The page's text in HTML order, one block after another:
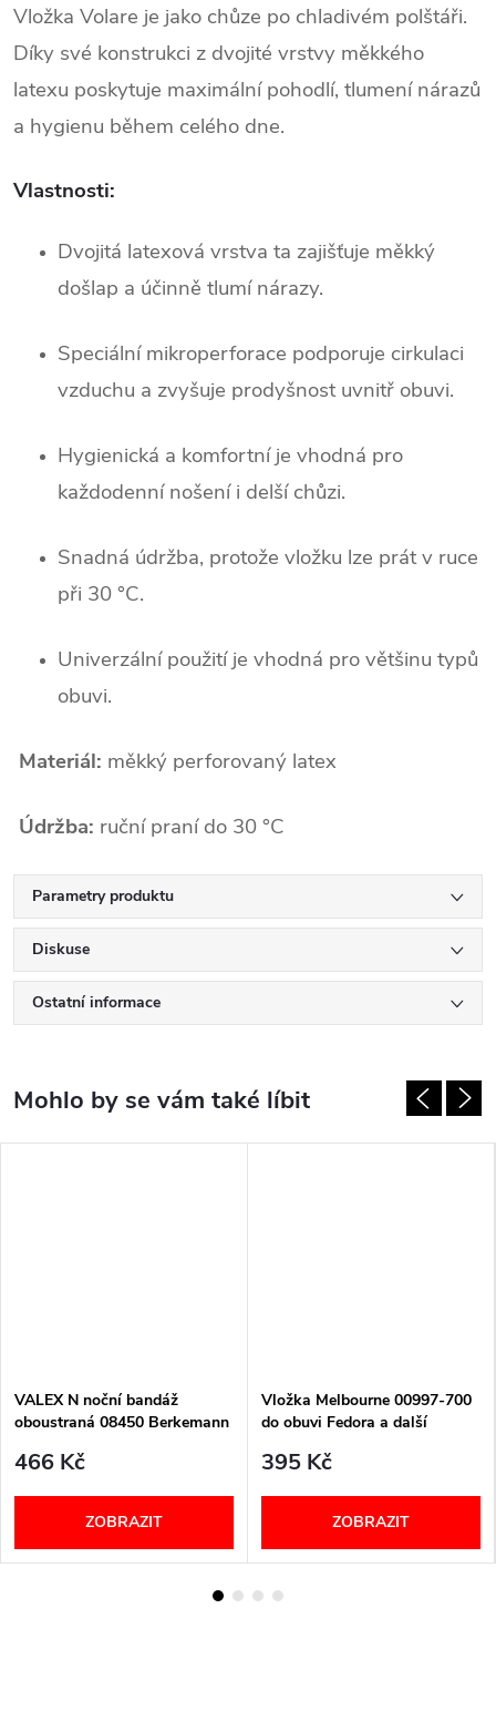
Vložka Volare je jako chůze po chladivém polštáři.
Díky své konstrukci z dvojité vrstvy měkkého
latexu poskytuje maximální pohodlí, tlumení nárazů
a hygienu během celého dne.
Vlastnosti:
Dvojitá latexová vrstva ta zajišťuje měkký
došlap a účinně tlumí nárazy.
Speciální mikroperforace podporuje cirkulaci
vzduchu a zvyšuje prodyšnost uvnitř obuvi.
Hygienická a komfortní je vhodná pro
každodenní nošení i delší chůzi.
Snadná údržba, protože vložku lze prát v ruce
při 30 °C.
Univerzální použití je vhodná pro většinu typů
obuvi.
Materiál: měkký perforovaný latex
Údržba: ruční praní do 30 °C
Parametry produktu
Diskuse
Ostatní informace
VALEX N noční bandáž
oboustraná 08450 Berkemann
466 Kč
ZOBRAZIT
Vložka Melbourne 00997-700
do obuvi Fedora a další
395 Kč
ZOBRAZIT